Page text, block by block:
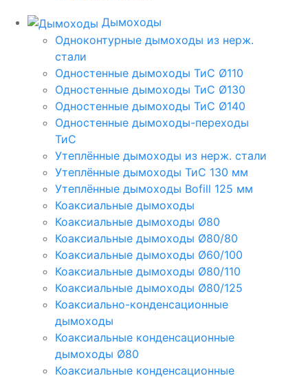
Дымоходы
Одноконтурные дымоходы из нерж.
стали
Одностенные дымоходы ТиС Ø110
Одностенные дымоходы ТиС Ø130
Одностенные дымоходы ТиС Ø140
Одностенные дымоходы-переходы
ТиС
Утеплённые дымоходы из нерж. стали
Утеплённые дымоходы ТиС 130 мм
Утеплённые дымоходы Bofill 125 мм
Коаксиальные дымоходы
Коаксиальные дымоходы Ø80
Коаксиальные дымоходы Ø80/80
Коаксиальные дымоходы Ø60/100
Коаксиальные дымоходы Ø80/110
Коаксиальные дымоходы Ø80/125
Коаксиально-конденсационные
дымоходы
Коаксиальные конденсационные
дымоходы Ø80
Коаксиальные конденсационные